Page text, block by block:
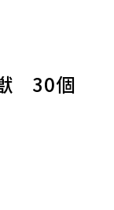
30個